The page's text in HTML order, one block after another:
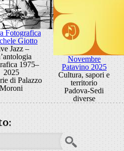
Fotografica
Giotto
Jazz –
1975–
2025
di Palazzo
Moroni
Novembre
Patavino 2025
Cultura, sapori e
territorio
Padova-Sedi
diverse